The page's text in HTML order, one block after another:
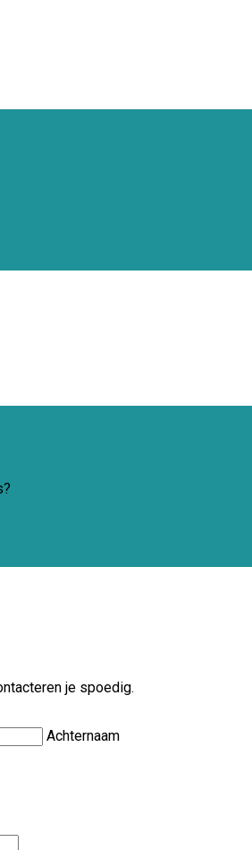
je spoedig.
Achternaam